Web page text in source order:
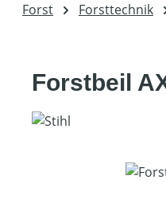
Forst Forsttechnik
Forstbeil
Bildergalerie